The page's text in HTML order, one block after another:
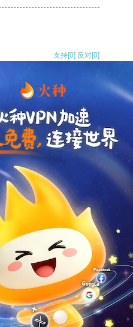
支持[0] 反对[0]
支持[0] 反对
支持
反对 [0]
支持[0] 反对[0]